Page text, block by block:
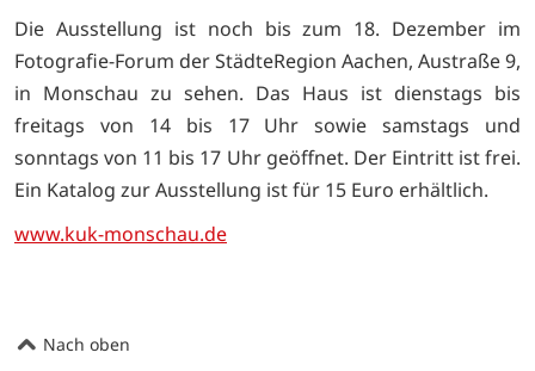
Die Ausstellung ist noch bis zum 18. Dezember im
Fotografie-Forum der StädteRegion Aachen, Austraße 9,
in Monschau zu sehen. Das Haus ist dienstags bis
freitags von 14 bis 17 Uhr sowie samstags und
sonntags von 11 bis 17 Uhr geöffnet. Der Eintritt ist frei.
Ein Katalog zur Ausstellung ist für 15 Euro erhältlich.
www.kuk-monschau.de
Nach oben